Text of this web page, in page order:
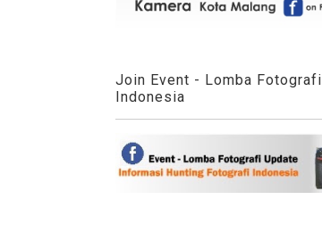
Join Event - Lomba Fotografi
Indonesia